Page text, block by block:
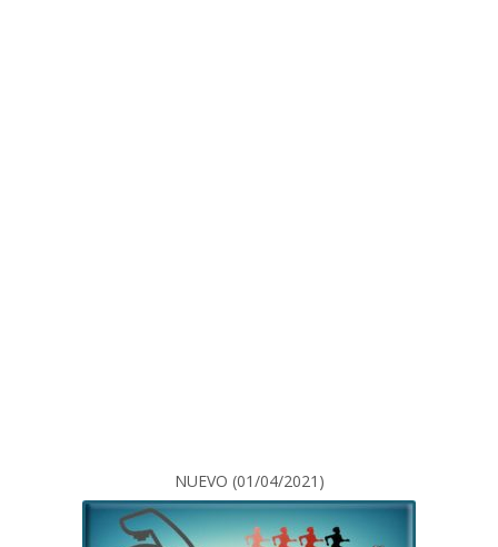
NUEVO (01/04/2021)